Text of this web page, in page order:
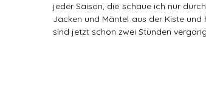
jeder Saison, die schaue ich nur
Jacken und Mäntel aus der Kiste
sind jetzt schon zwei Stunden